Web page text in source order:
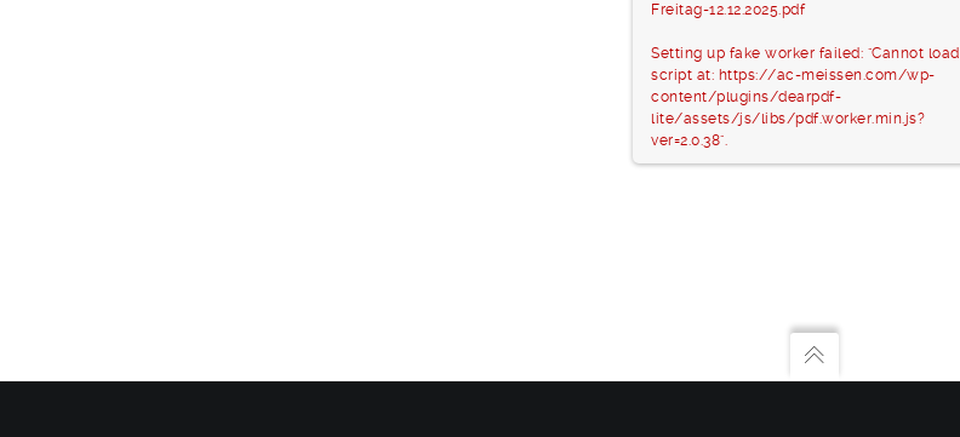
Freitag-12.12.2025.pdf
Setting up fake worker failed: "Cannot load
script at: https://ac-meissen.com/wp-
content/plugins/dearpdf-
lite/assets/js/libs/pdf.worker.min.js?
ver=2.0.38".